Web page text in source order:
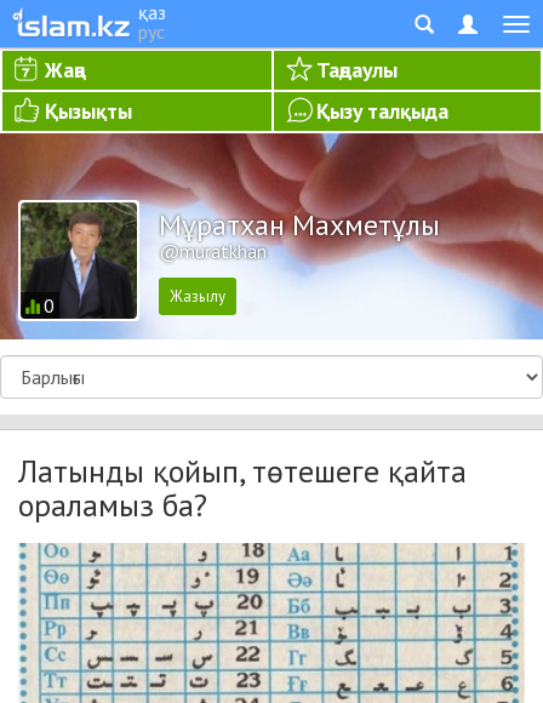
қаз
рус
Жаңа
Таңдаулы
Қызықты
Қызу талқыда
0
Мұратхан Махметұлы
@muratkhan
Латынды қойып, төтешеге қайта
ораламыз ба?